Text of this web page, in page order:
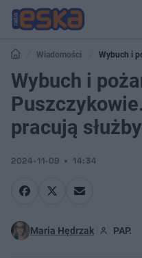
Wiadomości
Wybuch i
pracują służby
Wybuch i
pracują służby
2024-11-09 14:34
Maria Hędrzak PAP.